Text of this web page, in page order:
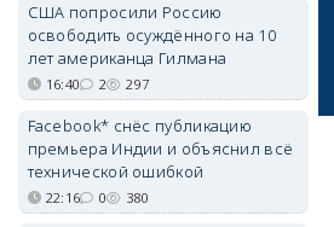
США попросили Россию
освободить осуждённого на 10
лет американца Гилмана
16:40 2 297
Facebook* снёс публикацию
премьера Индии и объяснил всё
технической ошибкой
22:16 0 380